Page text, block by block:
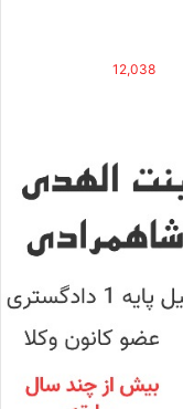
12,038